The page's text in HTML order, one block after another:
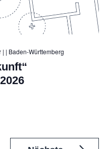
| | Baden-Württemberg